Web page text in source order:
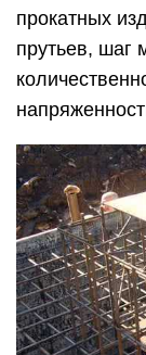
прокатных
прутьев, шаг